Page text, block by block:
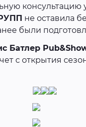
консультацию
не оставила
были
Батлер
с открытия